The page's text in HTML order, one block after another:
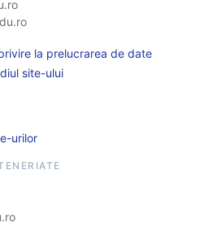
la prelucrarea de date
site-ului
urilor